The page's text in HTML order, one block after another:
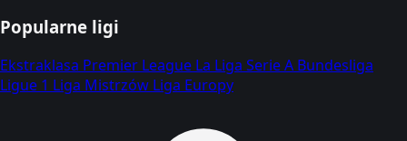
Popularne ligi
Ekstraklasa Premier League La Liga Serie A Bundesliga
Ligue 1 Liga Mistrzów Liga Europy